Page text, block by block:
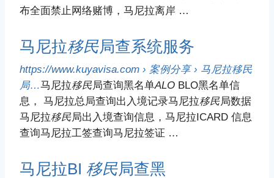
布全面禁止网络赌博，马尼拉离岸 …
马尼拉移民局查系统服务
https://www.kuyavisa.com › 案例分享 › 马尼拉移民
局…马尼拉移民局查询黑名单ALO BLO黑名单信
息， 马尼拉总局查询出入境记录马尼拉移民局数据
马尼拉移民局出入境查询信息，马尼拉ICARD 信息
查询马尼拉工签查询马尼拉签证 …
马尼拉BI 移民局查黑